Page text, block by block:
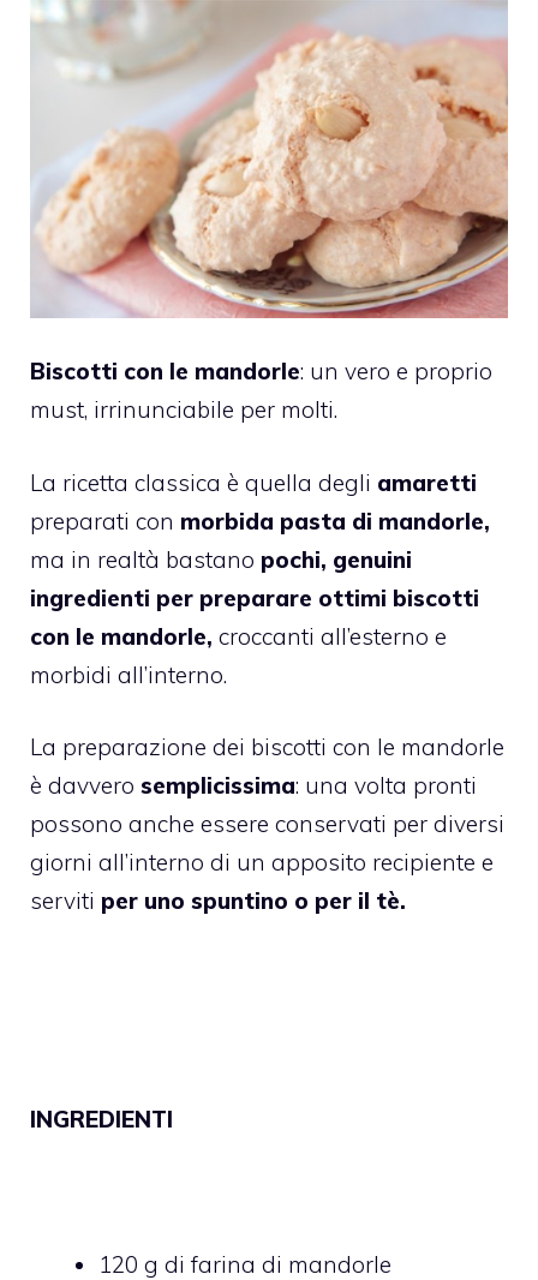
Biscotti con le mandorle: un vero e proprio
must, irrinunciabile per molti.
La ricetta classica è quella degli amaretti
preparati con morbida pasta di mandorle,
ma in realtà bastano pochi, genuini
ingredienti per preparare ottimi biscotti
con le mandorle, croccanti all’esterno e
morbidi all’interno.
La preparazione dei biscotti con le mandorle
è davvero semplicissima: una volta pronti
possono anche essere conservati per diversi
giorni all’interno di un apposito recipiente e
serviti per uno spuntino o per il tè.
INGREDIENTI
120 g di farina di mandorle